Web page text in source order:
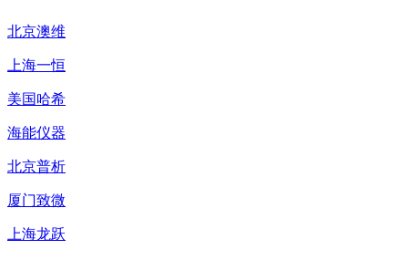
北京澳维
上海一恒
美国哈希
海能仪器
北京普析
厦门致微
上海龙跃